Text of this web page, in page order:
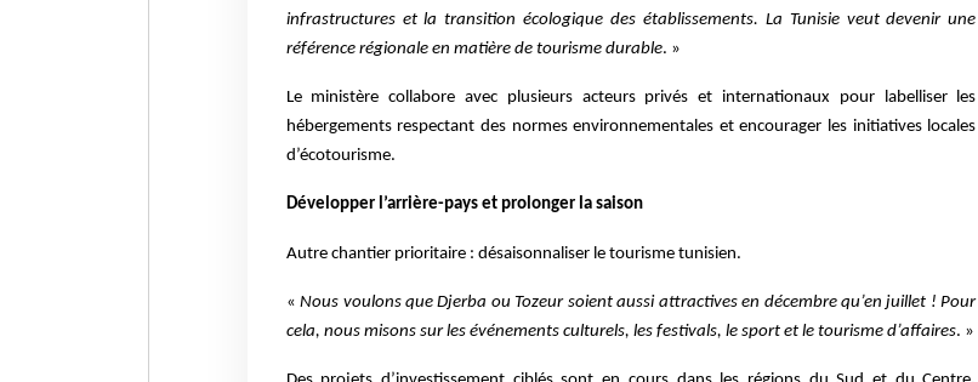
infrastructures et la transition écologique des établissements. La Tunisie veut devenir une
référence régionale en matière de tourisme durable. »
Le ministère collabore avec plusieurs acteurs privés et internationaux pour labelliser les
hébergements respectant des normes environnementales et encourager les initiatives locales
d’écotourisme.
Développer l’arrière-pays et prolonger la saison
Autre chantier prioritaire : désaisonnaliser le tourisme tunisien.
«Nous voulons que Djerba ou Tozeur soient aussi attractives en décembre qu’en juillet ! Pour
cela, nous misons sur les événements culturels, les festivals, le sport et le tourisme d’affaires. »